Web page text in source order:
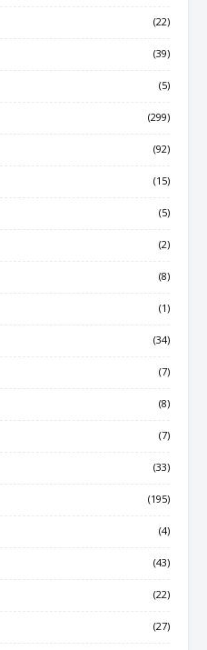
(22)
(39)
(5)
(299)
(92)
(15)
(5)
(2)
(8)
(1)
(34)
(7)
(8)
(7)
(33)
(195)
(4)
(43)
(22)
(27)